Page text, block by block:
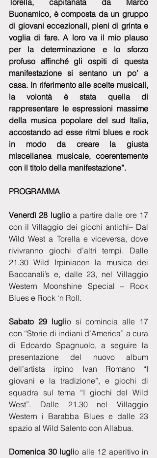
Torella, capitanata da Marco
Buonamico, è composta da un gruppo
di giovani eccezionali, pieni di grinta e
voglia di fare. A loro va il mio plauso
per la determinazione e lo sforzo
profuso affinché gli ospiti di questa
manifestazione si sentano un po’ a
casa. In riferimento alle scelte musicali,
la volontà è stata quella di
rappresentare le espressioni massime
della musica popolare del sud Italia,
accostando ad esse ritmi blues e rock
in modo da creare la giusta
miscellanea musicale, coerentemente
con il titolo della manifestazione”.
PROGRAMMA
Venerdì 28 luglio a partire dalle ore 17
con il Villaggio dei giochi antichi– Dal
Wild West a Torella e viceversa, dove
rivivranno giochi d’altri tempi. Dalle
21.30 Wild Irpiniacon la musica dei
Baccanali’s e, dalle 23, nel Villaggio
Western Moonshine Special – Rock
Blues e Rock ‘n Roll.
Sabato 29 luglio si comincia alle 17
con “Storie di indiani d’America” a cura
di Edoardo Spagnuolo, a seguire la
presentazione del nuovo album
dell’artista irpino Ivan Romano “I
giovani e la tradizione”, e giochi di
squadra sul tema “I giochi del Wild
West”. Dalle 21.30 nel Villaggio
Western i Barabba Blues e dalle 23
spazio al Wild Salento con Allabua.
Domenica 30 luglio alle 12 aperitivo in